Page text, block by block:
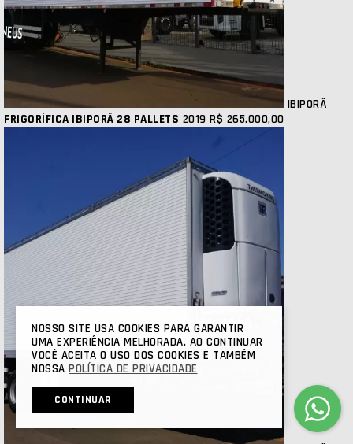
IBIPORÃ
FRIGORÍFICA IBIPORÃ 28 PALLETS 2019 R$ 265.000,00
NOSSO SITE USA COOKIES PARA GARANTIR
UMA EXPERIÊNCIA MELHORADA. AO CONTINUAR
VOCÊ ACEITA O USO DOS COOKIES E TAMBÉM
NOSSA POLÍTICA DE PRIVACIDADE
CONTINUAR